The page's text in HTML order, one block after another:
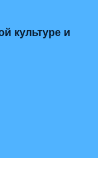
культуре и